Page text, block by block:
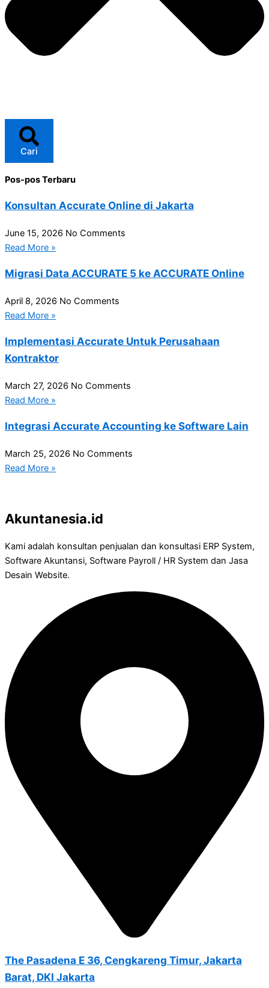
Cari
Pos-pos Terbaru
Konsultan Accurate Online di Jakarta
June 15, 2026 No Comments
Read More »
Migrasi Data ACCURATE 5 ke ACCURATE Online
April 8, 2026 No Comments
Read More »
Implementasi Accurate Untuk Perusahaan
Kontraktor
March 27, 2026 No Comments
Read More »
Integrasi Accurate Accounting ke Software Lain
March 25, 2026 No Comments
Read More »
Akuntanesia.id
Kami adalah konsultan penjualan dan konsultasi ERP System,
Software Akuntansi, Software Payroll / HR System dan Jasa
Desain Website.
The Pasadena E 36, Cengkareng Timur, Jakarta
Barat, DKI Jakarta